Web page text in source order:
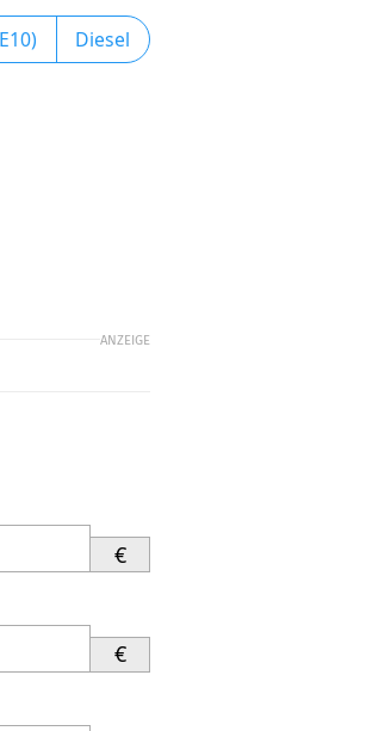
Diesel
ANZEIGE
€
€